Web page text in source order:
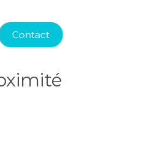
Contact